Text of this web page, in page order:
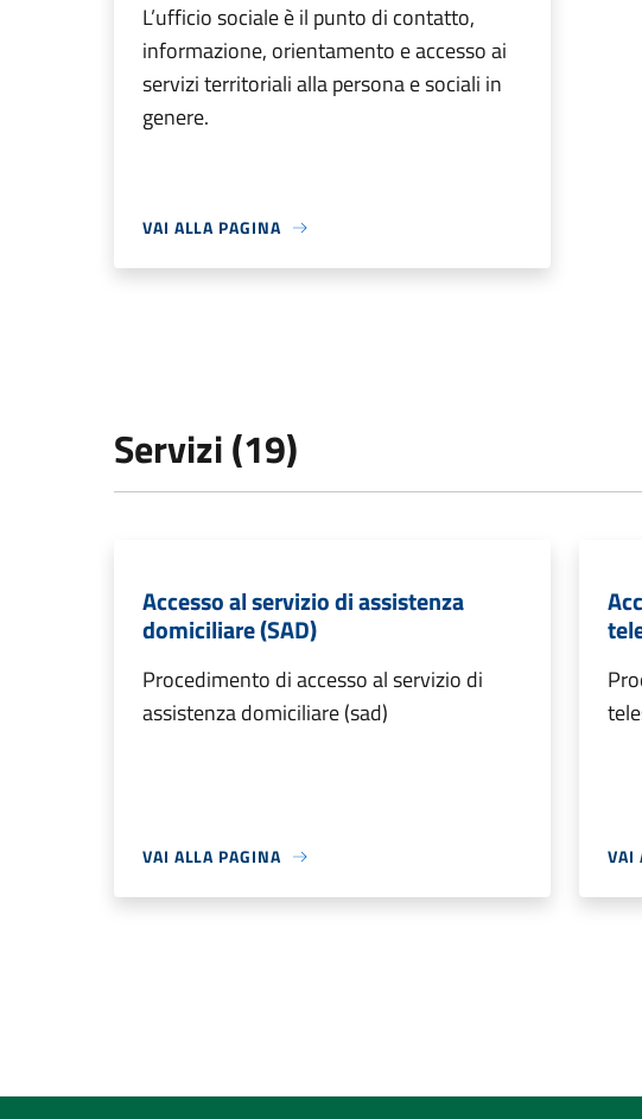
L’ufficio sociale è il punto di contatto,
informazione, orientamento e accesso ai
servizi territoriali alla persona e sociali in
genere.
VAI ALLA PAGINA
Servizi (19)
Accesso al servizio di assistenza
domiciliare (SAD)
Procedimento di accesso al servizio di
assistenza domiciliare (sad)
VAI ALLA PAGINA VAI